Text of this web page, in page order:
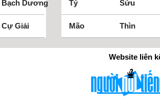
Bạch Dương
Cự Giải
Tý Sửu
Mão Thìn
Website liên